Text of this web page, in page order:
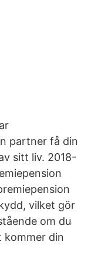
partner få din
sitt liv. 2018-
vilket gör
om du
kommer din